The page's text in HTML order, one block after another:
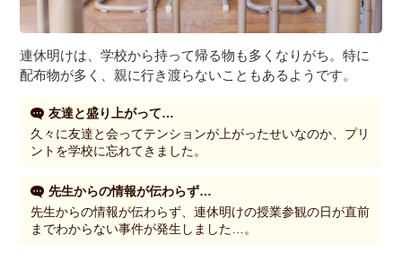
連休明けは、学校から持って帰る物も多くなりがち。特に
配布物が多く、親に行き渡らないこともあるようです。
友達と盛り上がって…
久々に友達と会ってテンションが上がったせいなのか、プリ
ントを学校に忘れてきました。
先生からの情報が伝わらず…
先生からの情報が伝わらず、連休明けの授業参観の日が直前
までわからない事件が発生しました…。